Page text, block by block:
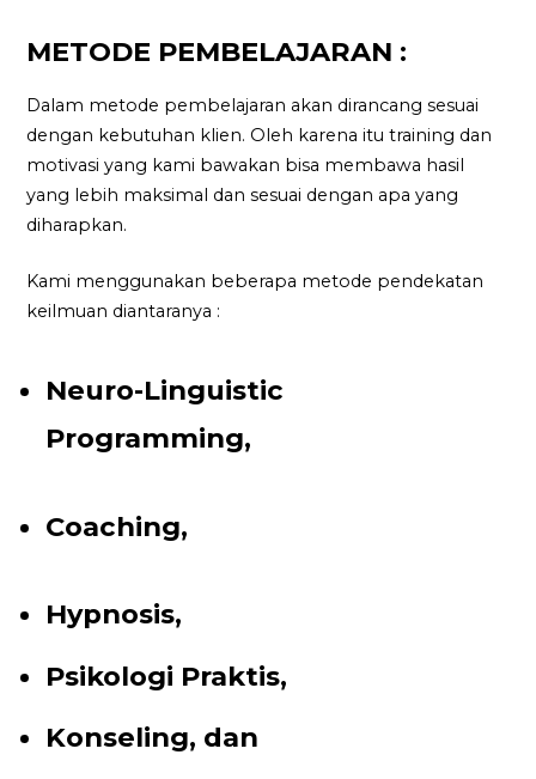
METODE PEMBELAJARAN :
Dalam metode pembelajaran akan dirancang sesuai
dengan kebutuhan klien. Oleh karena itu training dan
motivasi yang kami bawakan bisa membawa hasil
yang lebih maksimal dan sesuai dengan apa yang
diharapkan.
Kami menggunakan beberapa metode pendekatan
keilmuan diantaranya :
Neuro-Linguistic
Programming,
Coaching,
Hypnosis,
Psikologi Praktis,
Konseling, dan